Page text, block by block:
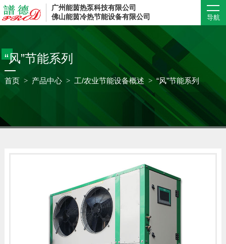
广州能茵热泵科技有限公司
佛山能茵冷热节能设备有限公司
导航
“风”节能系列
首页 > 产品中心 > 工/农业节能设备概述 > “风”节能系列